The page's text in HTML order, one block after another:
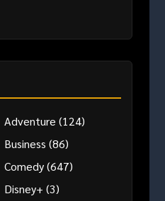
Adventure (124)
Business (86)
Comedy(647)
Disney+ (3)